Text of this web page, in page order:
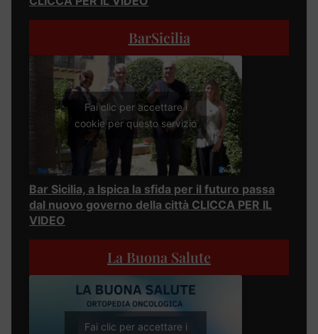
BarSicilia
Fai clic per accettare i
cookie per questo servizio
Bar Sicilia, a Ispica la sfida per il futuro passa
dal nuovo governo della città CLICCA PER IL
VIDEO
La Buona Salute
Fai clic per accettare i